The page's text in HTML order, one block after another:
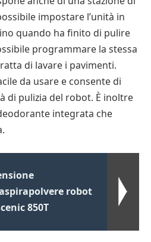
impostare l’unità in
quando ha finito di pulire
programmare la stessa
di lavare i pavimenti.
da usare e consente di
di pulizia del robot. È inoltre
integrata che
robot
850T